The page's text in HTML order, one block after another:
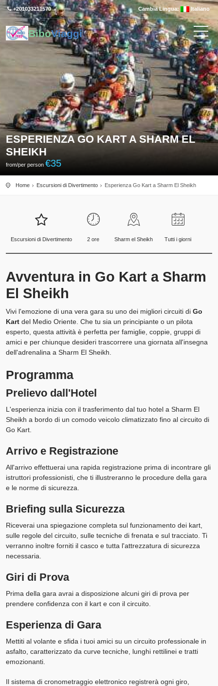
+201033211570 Cambia Lingua: Italiano
BiboViaggi
ESPERIENZA GO KART A SHARM EL
SHEIKH
from/per person €35
Home Escursioni di Divertimento Esperienza Go Kart a Sharm El Sheikh
Escursioni di Divertimento 2 ore Sharm el Sheikh Tutti i giorni
Avventura in Go Kart a Sharm
El Sheikh
Vivi l'emozione di una vera gara su uno dei migliori circuiti di Go
Kart del Medio Oriente. Che tu sia un principiante o un pilota
esperto, questa attività è perfetta per famiglie, coppie, gruppi di
amici e per chiunque desideri trascorrere una giornata all'insegna
dell'adrenalina a Sharm El Sheikh.
Programma
Prelievo dall'Hotel
L'esperienza inizia con il trasferimento dal tuo hotel a Sharm El
Sheikh a bordo di un comodo veicolo climatizzato fino al circuito di
Go Kart.
Arrivo e Registrazione
All'arrivo effettuerai una rapida registrazione prima di incontrare gli
istruttori professionisti, che ti illustreranno le procedure della gara
e le norme di sicurezza.
Briefing sulla Sicurezza
Riceverai una spiegazione completa sul funzionamento dei kart,
sulle regole del circuito, sulle tecniche di frenata e sul tracciato. Ti
verranno inoltre forniti il casco e tutta l'attrezzatura di sicurezza
necessaria.
Giri di Prova
Prima della gara avrai a disposizione alcuni giri di prova per
prendere confidenza con il kart e con il circuito.
Esperienza di Gara
Mettiti al volante e sfida i tuoi amici su un circuito professionale in
asfalto, caratterizzato da curve tecniche, lunghi rettilinei e tratti
emozionanti.
Il sistema di cronometraggio elettronico registrerà ogni giro,